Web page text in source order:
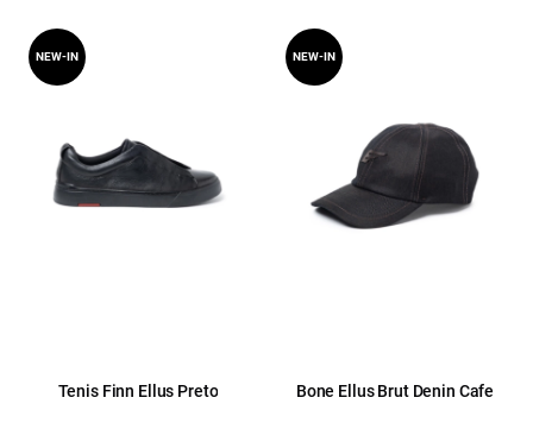
Tenis Finn Ellus Preto
NEW-IN
Bone Ellus Brut Denin Cafe
NEW-IN